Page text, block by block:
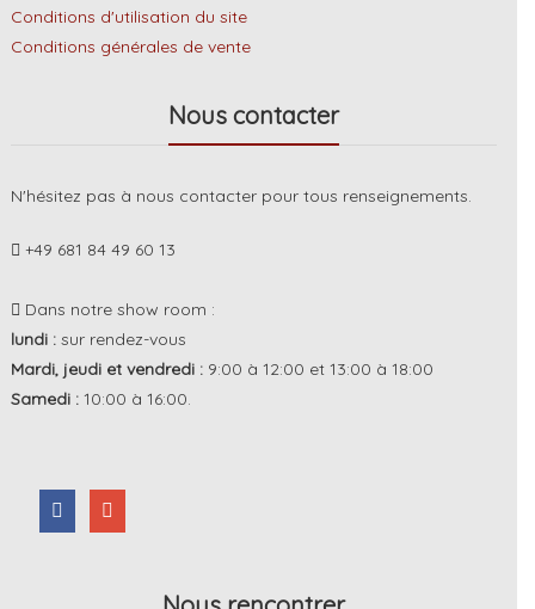
Conditions d'utilisation du site
Conditions générales de vente
Nous contacter
N'hésitez pas à nous contacter pour tous renseignements.
+49 681 84 49 60 13
Dans notre show room :
lundi :sur rendez-vous
Mardi, jeudi et vendredi : 9:00 à 12:00 et 13:00 à 18:00
Samedi :10:00 à 16:00.